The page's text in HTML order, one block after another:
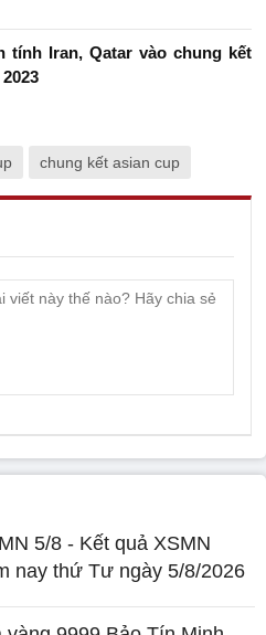
tính Iran, Qatar vào chung kết
chung kết asian cup
5/8 - Kết quả XSMN
nay thứ Tư ngày 5/8/2026